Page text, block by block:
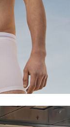
Déclaration de